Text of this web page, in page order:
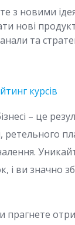
з новими
нові
та
курсів
– це
ретельного
і ви значно
прагнете